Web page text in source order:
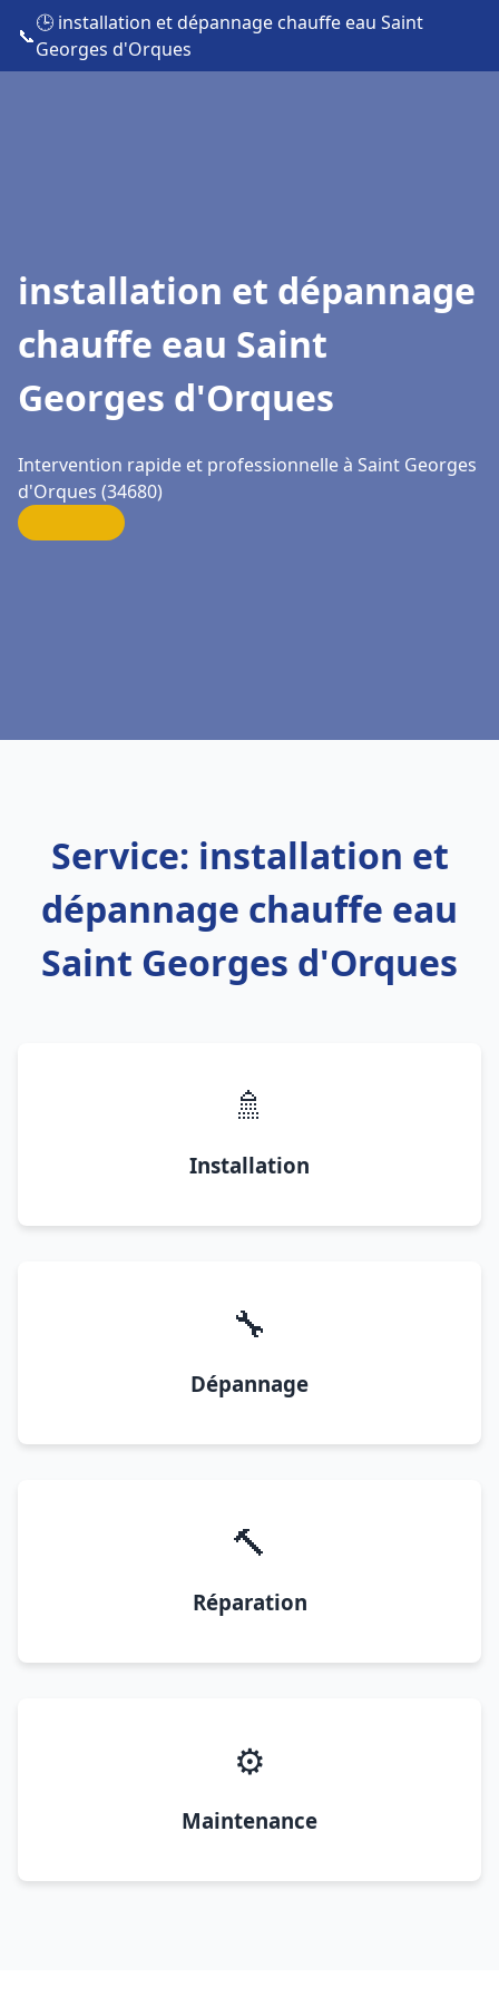
📞
🕒 installation et dépannage chauffe eau Saint
Georges d'Orques
installation et dépannage
chauffe eau Saint
Georges d'Orques
Intervention rapide et professionnelle à Saint Georges
d'Orques (34680)
Service: installation et
dépannage chauffe eau
Saint Georges d'Orques
🚿
Installation
🔧
Dépannage
🔨
Réparation
⚙️
Maintenance